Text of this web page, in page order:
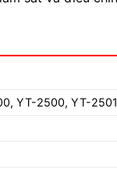
YT-2500, YT-